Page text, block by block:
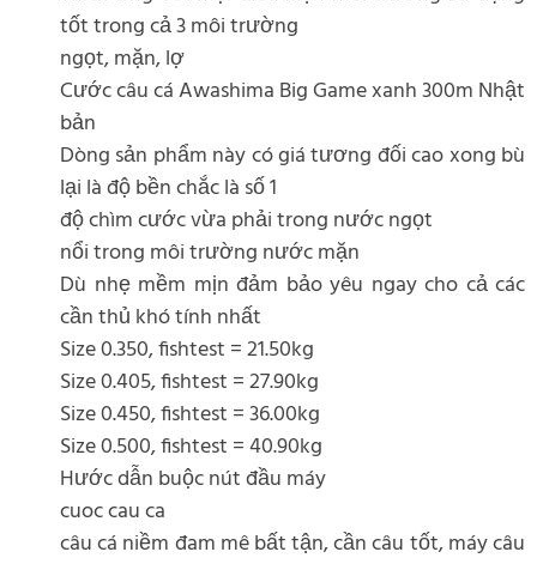
tốt trong cả 3 môi trường
ngọt, mặn, lợ
Cước câu cá Awashima Big Game xanh 300m Nhật
bản
Dòng sản phẩm này có giá tương đối cao xong bù
lại là độ bền chắc là số 1
độ chìm cước vừa phải trong nước ngọt
nổi trong môi trường nước mặn
Dù nhẹ mềm mịn đảm bảo yêu ngay cho cả các
cần thủ khó tính nhất
Size 0.350, fishtest = 21.50kg
Size 0.405, fishtest = 27.90kg
Size 0.450, fishtest = 36.00kg
Size 0.500, fishtest = 40.90kg
Hước dẫn buộc nút đầu máy
cuoc cau ca
câu cá niềm đam mê bất tận, cần câu tốt, máy câu